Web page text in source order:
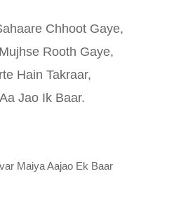
Chhoot Gaye,
Rooth Gaye,
Hain Takraar,
Jao Ik Baar.
Maiya Aajao Ek Baar